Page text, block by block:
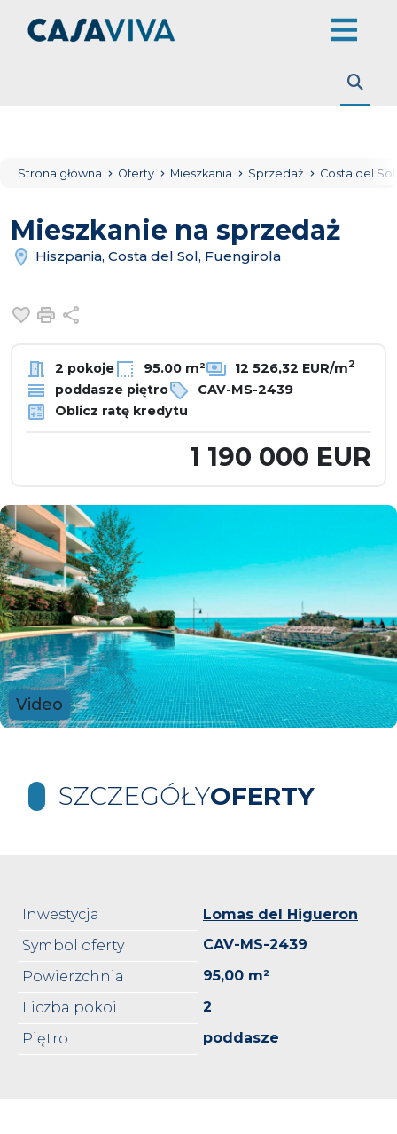
Strona główna Oferty Mieszkania Sprzedaż Costa del Sol
Mieszkanie na sprzedaż
Hiszpania, Costa del Sol, Fuengirola
Dodaj do ulubionych
Drukuj
2 pokoje 95.00 m² 12 526,32 EUR/m2
poddasze piętro
CAV-MS-2439
Oblicz ratę kredytu
1 190 000 EUR
Video
SZCZEGÓŁYOFERTY
Inwestycja
Lomas del Higueron
Symbol oferty
CAV-MS-2439
Powierzchnia
95,00 m²
Liczba pokoi
2
Piętro
poddasze